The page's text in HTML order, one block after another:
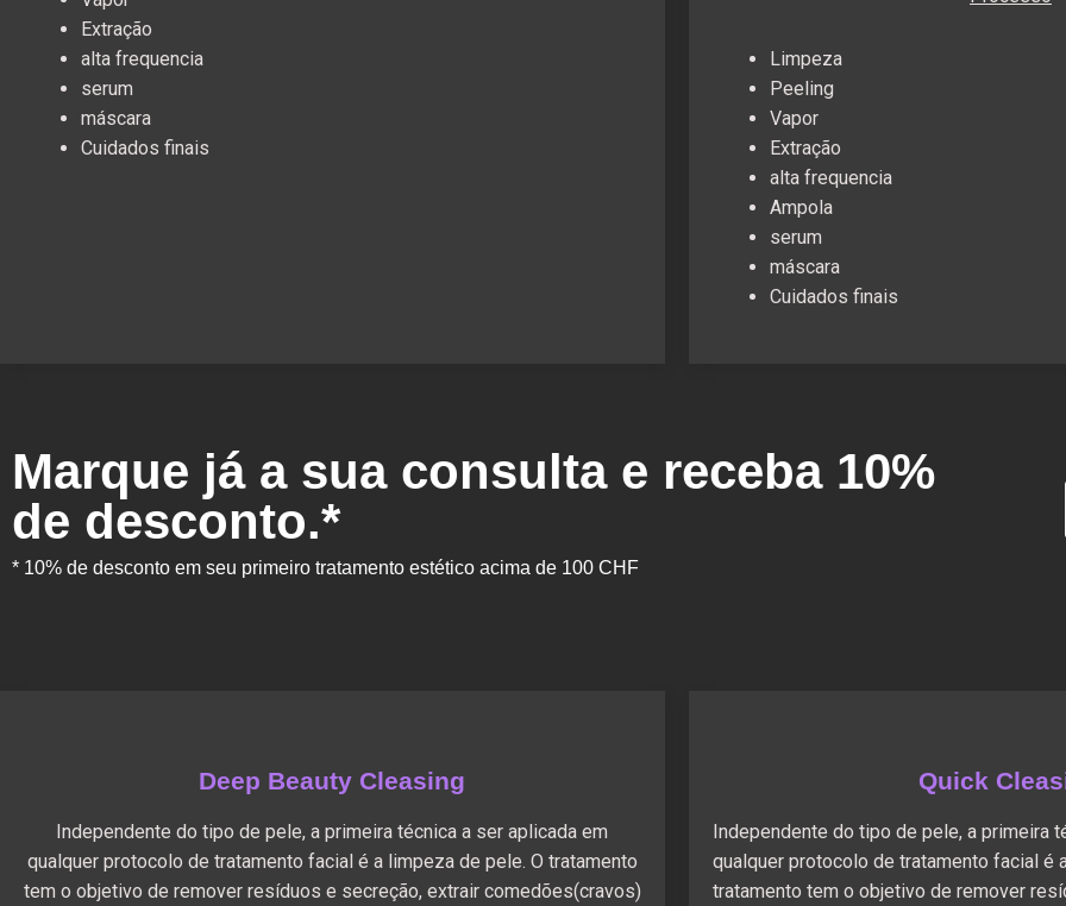
Extração
alta frequencia
serum
máscara
Cuidados finais
Limpeza
Peeling
Vapor
Extração
alta frequencia
Ampola
serum
máscara
Cuidados finais
Marque já a sua consulta e receba 10%
de desconto.*
* 10% de desconto em seu primeiro tratamento estético acima de 100 CHF
Deep Beauty Cleasing
Independente do tipo de pele, a primeira técnica a ser aplicada em
qualquer protocolo de tratamento facial é a limpeza de pele. O tratamento
tem o objetivo de remover resíduos e secreção, extrair comedões(cravos)
Quick
Independente do tipo de pele, a primeira
qualquer protocolo de tratamento facial é
tratamento tem o objetivo de remover